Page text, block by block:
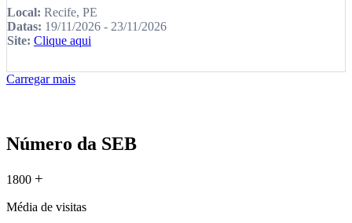
Local: Recife, PE
Datas: 19/11/2026 - 23/11/2026
Site: Clique aqui
Carregar mais
Número da SEB
1800 +
Média de visitas